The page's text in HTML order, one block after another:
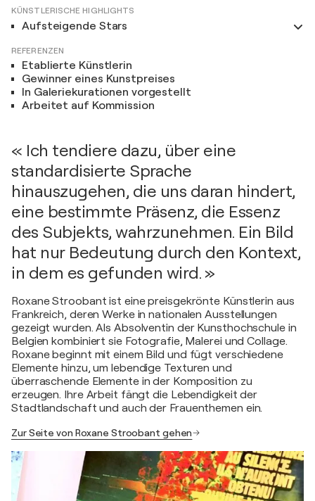
KÜNSTLERISCHE HIGHLIGHTS
Aufsteigende Stars
REFERENZEN
Etablierte Künstlerin
Gewinner eines Kunstpreises
In Galeriekurationen vorgestellt
Arbeitet auf Kommission
« Ich tendiere dazu, über eine
standardisierte Sprache
hinauszugehen, die uns daran hindert,
eine bestimmte Präsenz, die Essenz
des Subjekts, wahrzunehmen. Ein Bild
hat nur Bedeutung durch den Kontext,
in dem es gefunden wird. »
Roxane Stroobant ist eine preisgekrönte Künstlerin aus
Frankreich, deren Werke in nationalen Ausstellungen
gezeigt wurden. Als Absolventin der Kunsthochschule in
Belgien kombiniert sie Fotografie, Malerei und Collage.
Roxane beginnt mit einem Bild und fügt verschiedene
Elemente hinzu, um lebendige Texturen und
überraschende Elemente in der Komposition zu
erzeugen. Ihre Arbeit fängt die Lebendigkeit der
Stadtlandschaft und auch der Frauenthemen ein.
Zur Seite von Roxane Stroobant gehen